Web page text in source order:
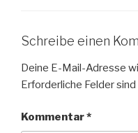
Schreibe einen
Deine E-Mail-Adresse
Erforderliche Felder
Kommentar*